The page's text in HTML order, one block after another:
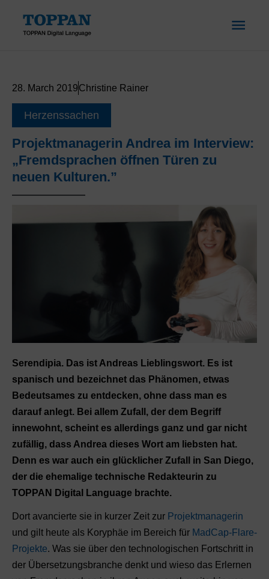
content
28. March 2019Christine Rainer
Herzenssachen
Projektmanagerin Andrea im Interview:
„Fremdsprachen öffnen Türen zu
neuen Kulturen.”
Serendipia. Das ist Andreas Lieblings­wort. Es ist
spanisch und bezeichnet das Phänomen, etwas
Bedeutsames zu entdecken, ohne dass man es
darauf anlegt. Bei allem Zufall, der dem Begriff
innewohnt, scheint es allerdings ganz und gar nicht
zufällig, dass Andrea dieses Wort am liebsten hat.
Denn es war auch ein glücklicher Zufall in San Diego,
der die ehemalige technische Redakteurin zu
TOPPAN Digital Language brachte.
Dort avancierte sie in kurzer Zeit zur Projektmanagerin
und gilt heute als Koryphäe im Bereich für MadCap-Flare-
Projekte. Was sie über den technologischen Fortschritt in
der Übersetzungsbranche denkt und wieso das Erlernen